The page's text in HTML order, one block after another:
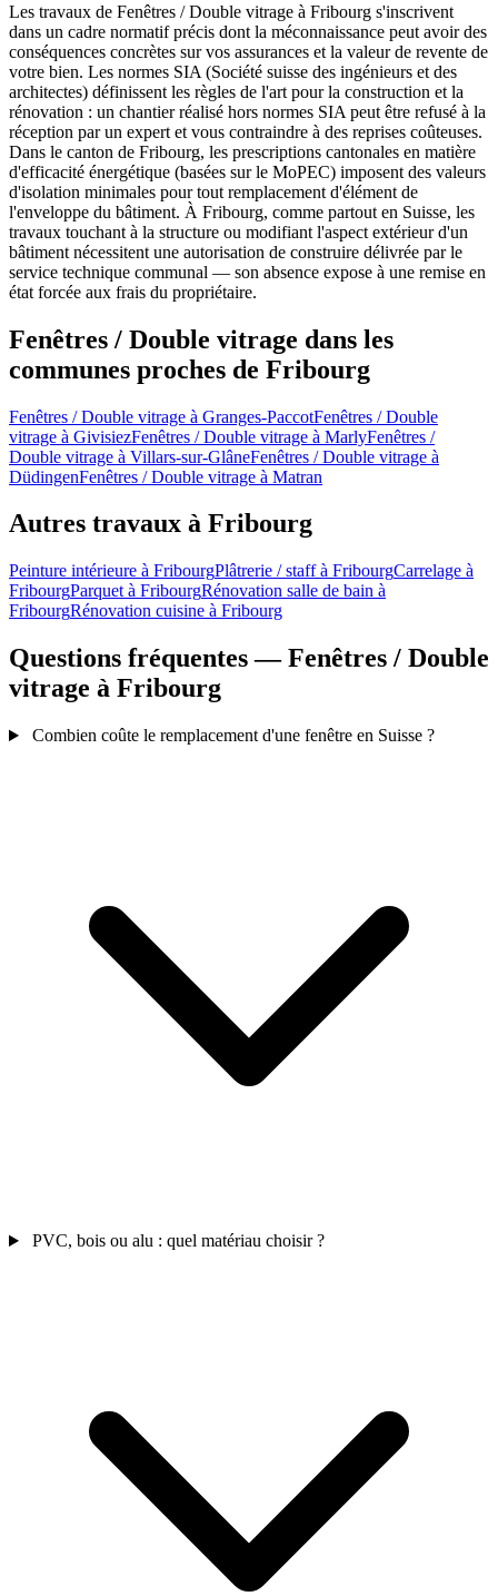
Les travaux de Fenêtres / Double vitrage à Fribourg s'inscrivent
dans un cadre normatif précis dont la méconnaissance peut avoir des
conséquences concrètes sur vos assurances et la valeur de revente de
votre bien. Les normes SIA (Société suisse des ingénieurs et des
architectes) définissent les règles de l'art pour la construction et la
rénovation : un chantier réalisé hors normes SIA peut être refusé à la
réception par un expert et vous contraindre à des reprises coûteuses.
Dans le canton de Fribourg, les prescriptions cantonales en matière
d'efficacité énergétique (basées sur le MoPEC) imposent des valeurs
d'isolation minimales pour tout remplacement d'élément de
l'enveloppe du bâtiment. À Fribourg, comme partout en Suisse, les
travaux touchant à la structure ou modifiant l'aspect extérieur d'un
bâtiment nécessitent une autorisation de construire délivrée par le
service technique communal — son absence expose à une remise en
état forcée aux frais du propriétaire.
Fenêtres / Double vitrage dans les
communes proches de Fribourg
Fenêtres / Double vitrage à Granges-PaccotFenêtres / Double
vitrage à GivisiezFenêtres / Double vitrage à MarlyFenêtres /
Double vitrage à Villars-sur-GlâneFenêtres / Double vitrage à
DüdingenFenêtres / Double vitrage à Matran
Autres travaux à Fribourg
Peinture intérieure à FribourgPlâtrerie / staff à FribourgCarrelage à
FribourgParquet à FribourgRénovation salle de bain à
FribourgRénovation cuisine à Fribourg
Questions fréquentes — Fenêtres / Double
vitrage à Fribourg
Combien coûte le remplacement d'une fenêtre en Suisse ?
PVC, bois ou alu : quel matériau choisir ?